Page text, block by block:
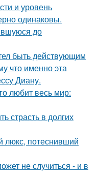
и уровень
одинаковы.
до
быть действующим
что именно эта
Диану.
любит весь мир:
страсть в долгих
люкс, потеснивший
не случиться - и в